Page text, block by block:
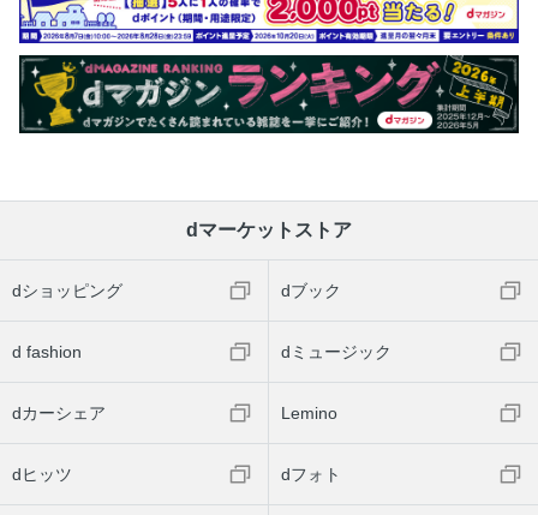
dマーケットストア
dショッピング dブック
d fashion dミュージック
dカーシェア Lemino
dヒッツ dフォト